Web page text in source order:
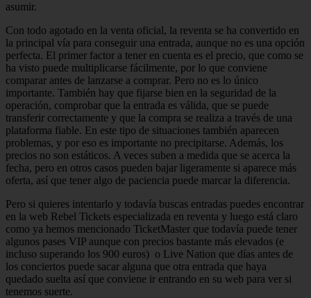
asumir.
Con todo agotado en la venta oficial, la reventa se ha convertido en
la principal vía para conseguir una entrada, aunque no es una opción
perfecta. El primer factor a tener en cuenta es el precio, que como se
ha visto puede multiplicarse fácilmente, por lo que conviene
comparar antes de lanzarse a comprar. Pero no es lo único
importante. También hay que fijarse bien en la seguridad de la
operación, comprobar que la entrada es válida, que se puede
transferir correctamente y que la compra se realiza a través de una
plataforma fiable. En este tipo de situaciones también aparecen
problemas, y por eso es importante no precipitarse. Además, los
precios no son estáticos. A veces suben a medida que se acerca la
fecha, pero en otros casos pueden bajar ligeramente si aparece más
oferta, así que tener algo de paciencia puede marcar la diferencia.
Pero si quieres intentarlo y todavía buscas entradas puedes encontrar
en la web Rebel Tickets especializada en reventa y luego está claro
como ya hemos mencionado TicketMaster que todavía puede tener
algunos pases VIP aunque con precios bastante más elevados (e
incluso superando los 900 euros) o Live Nation que días antes de
los conciertos puede sacar alguna que otra entrada que haya
quedado suelta así que conviene ir entrando en su web para ver si
tenemos suerte.